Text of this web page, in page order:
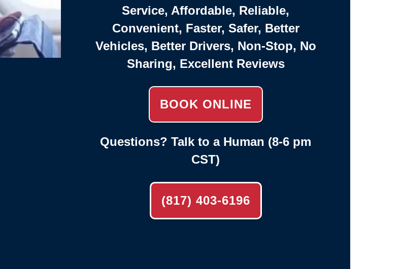
Service, Affordable, Reliable,
Convenient, Faster, Safer, Better
Vehicles, Better Drivers, Non-Stop, No
Sharing, Excellent Reviews
BOOK ONLINE
Questions? Talk to a Human (8-6 pm
CST)
(817) 403-6196